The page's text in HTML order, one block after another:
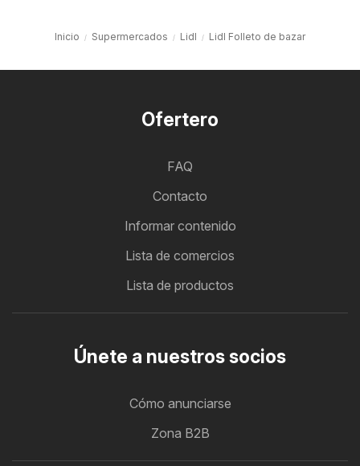
Inicio Supermercados Lidl Lidl Folleto de bazar
Ofertero
FAQ
Contacto
Informar contenido
Lista de comercios
Lista de productos
Únete a nuestros socios
Cómo anunciarse
Zona B2B